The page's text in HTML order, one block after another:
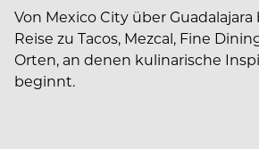
Von Mexico City über Guadalajara
Reise zu Tacos, Mezcal, Fine
Orten, an denen kulinarische
beginnt.